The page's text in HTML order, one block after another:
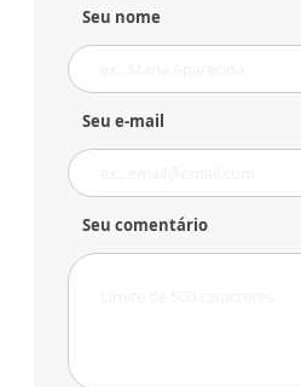
Seu nome
Seu e-mail
Seu comentário